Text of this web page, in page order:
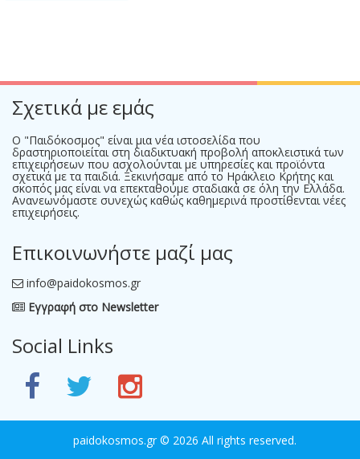
Σχετικά με εμάς
Ο "Παιδόκοσμος" είναι μια νέα ιστοσελίδα που
δραστηριοποιείται στη διαδικτυακή προβολή αποκλειστικά των
επιχειρήσεων που ασχολούνται με υπηρεσίες και προϊόντα
σχετικά με τα παιδιά. Ξεκινήσαμε από το Ηράκλειο Κρήτης και
σκοπός μας είναι να επεκταθούμε σταδιακά σε όλη την Ελλάδα.
Ανανεωνόμαστε συνεχώς καθώς καθημερινά προστίθενται νέες
επιχειρήσεις.
Επικοινωνήστε μαζί μας
info@paidokosmos.gr
Εγγραφή στο Newsletter
Social Links
paidokosmos.gr © 2026 All rights reserved.